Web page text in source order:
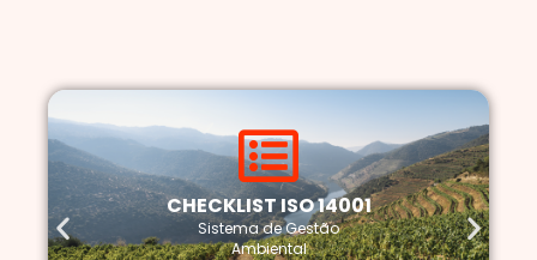
CHECKLIST ISO 14001
Sistema de Gestão
Ambiental